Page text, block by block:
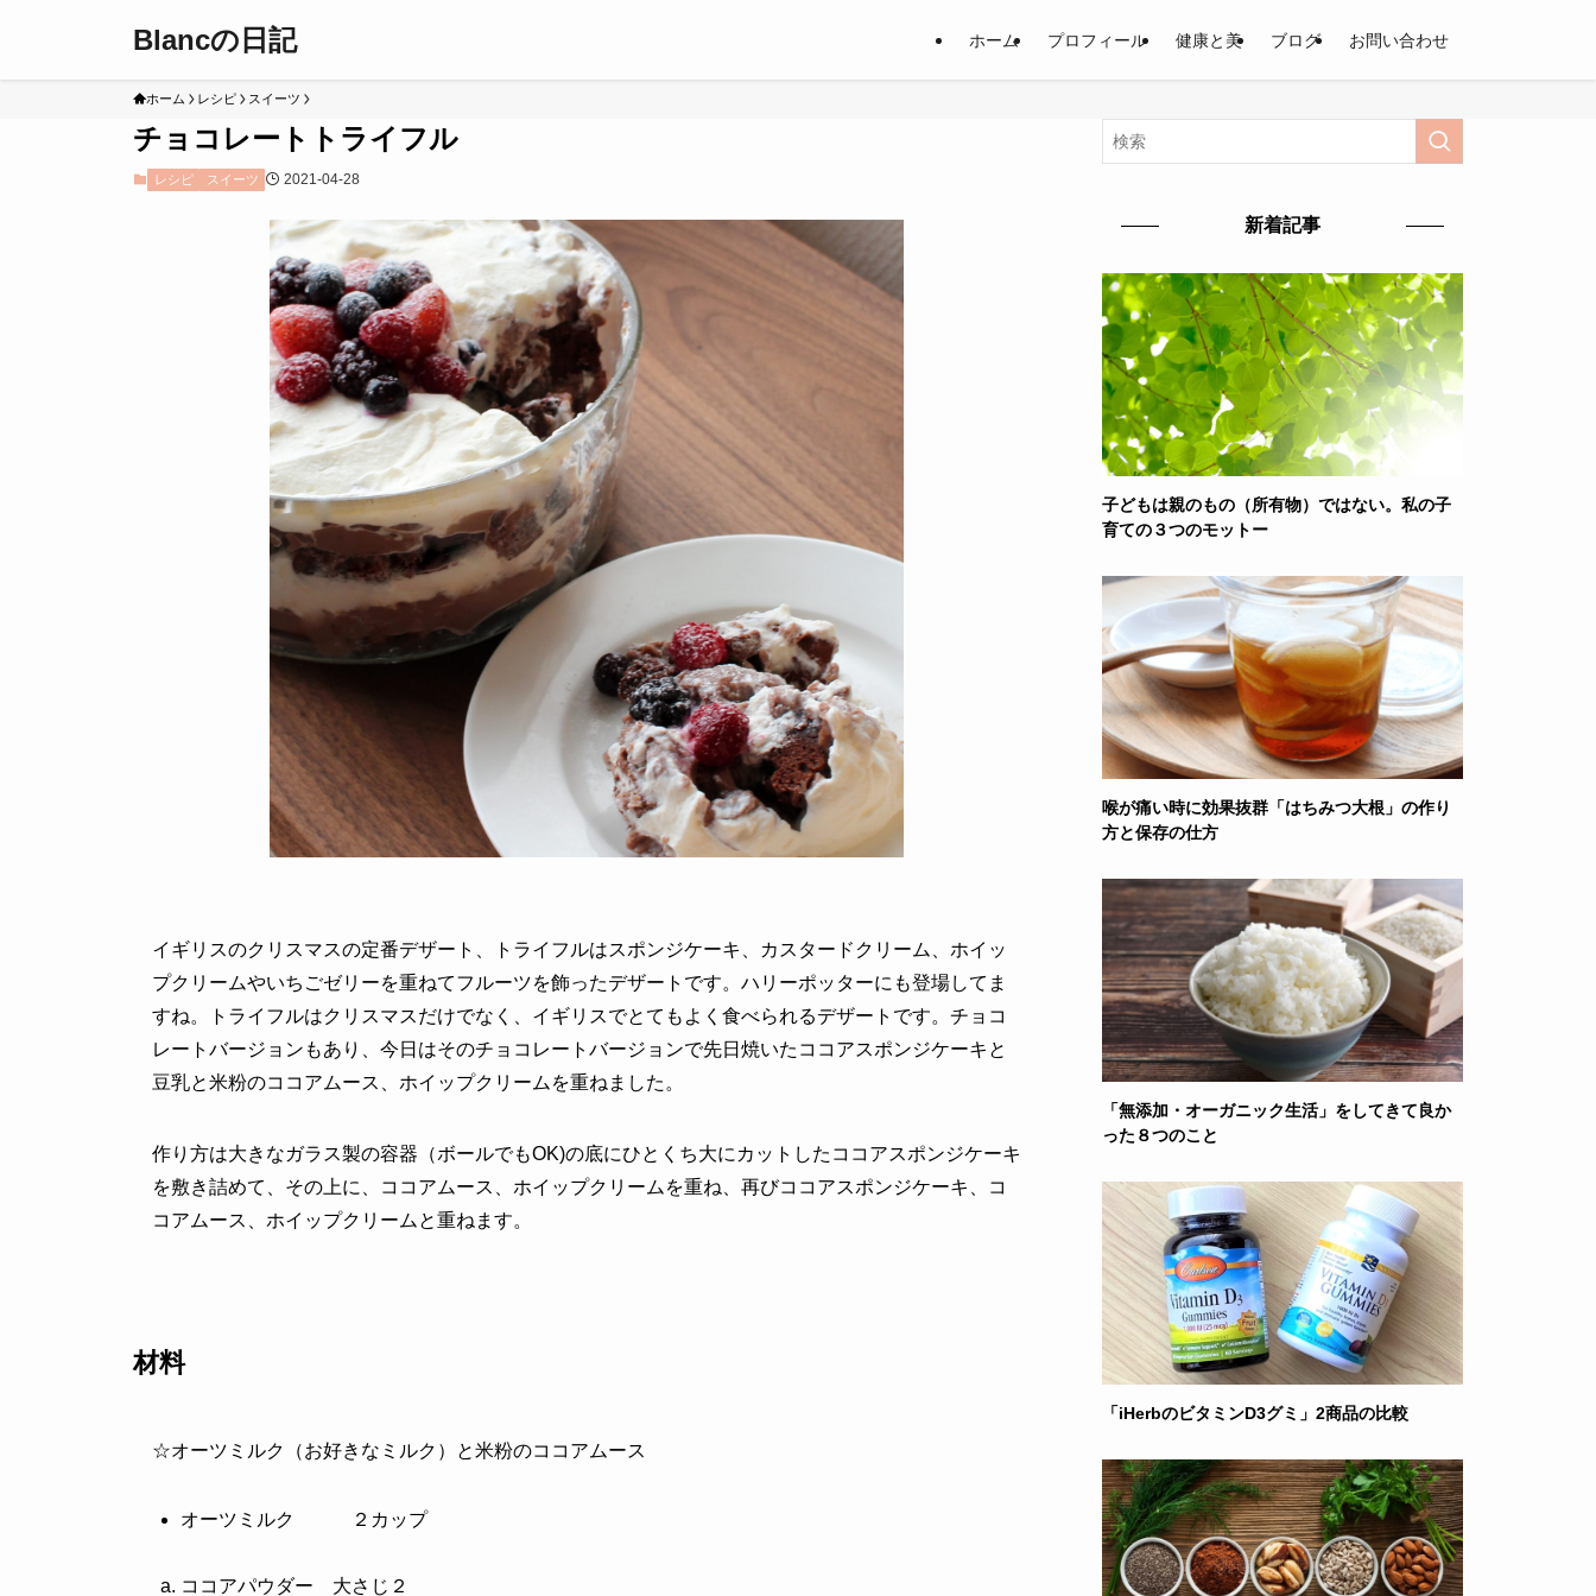
Blancの日記 ホーム プロフィール 健康と美 ブログ お問い合わせ
ホーム レシピ スイーツ
チョコレートトライフル
レシピ スイーツ 2021-04-28
イギリスのクリスマスの定番デザート、トライフルはスポンジケーキ、カスタードクリーム、ホイッ
プクリームやいちごゼリーを重ねてフルーツを飾ったデザートです。ハリーポッターにも登場してま
すね。トライフルはクリスマスだけでなく、イギリスでとてもよく食べられるデザートです。チョコ
レートバージョンもあり、今日はそのチョコレートバージョンで先日焼いたココアスポンジケーキと
豆乳と米粉のココアムース、ホイップクリームを重ねました。
作り方は大きなガラス製の容器（ボールでもOK)の底にひとくち大にカットしたココアスポンジケーキ
を敷き詰めて、その上に、ココアムース、ホイップクリームを重ね、再びココアスポンジケーキ、コ
コアムース、ホイップクリームと重ねます。
材料
☆オーツミルク（お好きなミルク）と米粉のココアムース
オーツミルク ２カップ
ココアパウダー 大さじ２
新着記事
子どもは親のもの（所有物）ではない。私の子
育ての３つのモットー
喉が痛い時に効果抜群「はちみつ大根」の作り
方と保存の仕方
「無添加・オーガニック生活」をしてきて良か
った８つのこと
「iHerbのビタミンD3グミ」2商品の比較